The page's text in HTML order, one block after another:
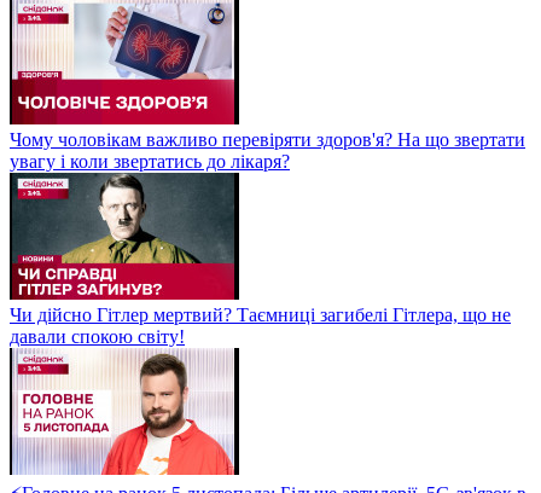
Чому чоловікам важливо перевіряти здоров'я? На що звертати
увагу і коли звертатись до лікаря?
Чи дійсно Гітлер мертвий? Таємниці загибелі Гітлера, що не
давали спокою світу!